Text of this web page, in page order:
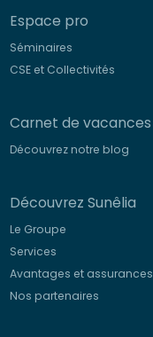
Espace pro
Séminaires
CSE et Collectivités
Carnet de vacances
Découvrez notre blog
Découvrez Sunêlia
Le Groupe
Services
Avantages et assurances
Nos partenaires